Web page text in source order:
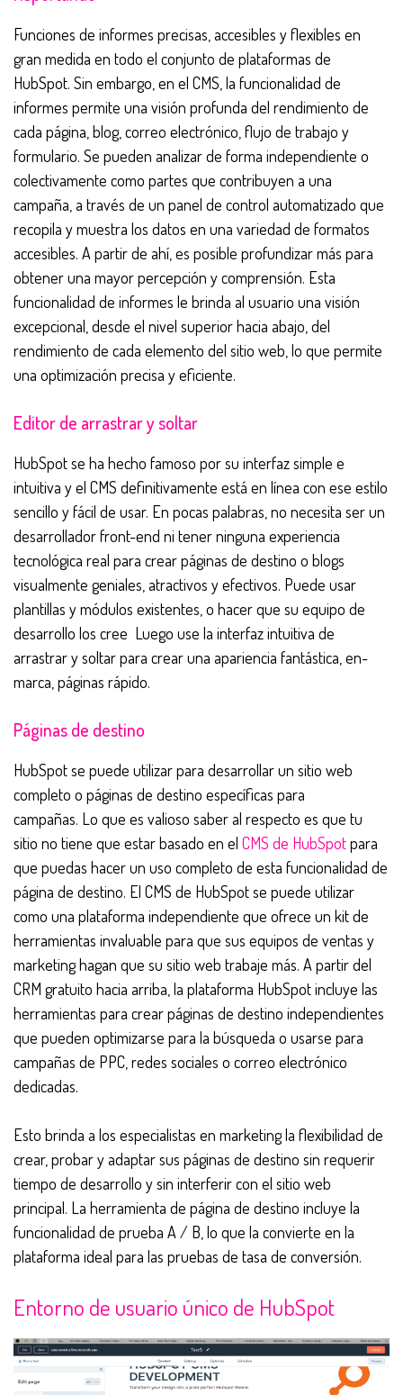
Funciones de informes precisas, accesibles y flexibles en
gran medida en todo el conjunto de plataformas de
HubSpot. Sin embargo, en el CMS, la funcionalidad de
informes permite una visión profunda del rendimiento de
cada página, blog, correo electrónico, flujo de trabajo y
formulario. Se pueden analizar de forma independiente o
colectivamente como partes que contribuyen a una
campaña, a través de un panel de control automatizado que
recopila y muestra los datos en una variedad de formatos
accesibles. A partir de ahí, es posible profundizar más para
obtener una mayor percepción y comprensión. Esta
funcionalidad de informes le brinda al usuario una visión
excepcional, desde el nivel superior hacia abajo, del
rendimiento de cada elemento del sitio web, lo que permite
una optimización precisa y eficiente.
Editor de arrastrar y soltar
HubSpot se ha hecho famoso por su interfaz simple e
intuitiva y el CMS definitivamente está en línea con ese estilo
sencillo y fácil de usar. En pocas palabras, no necesita ser un
desarrollador front-end ni tener ninguna experiencia
tecnológica real para crear páginas de destino o blogs
visualmente geniales, atractivos y efectivos. Puede usar
plantillas y módulos existentes, o hacer que su equipo de
desarrollo los cree Luego use la interfaz intuitiva de
arrastrar y soltar para crear una apariencia fantástica, en-
marca, páginas rápido.
Páginas de destino
HubSpot se puede utilizar para desarrollar un sitio web
completo o páginas de destino específicas para
campañas. Lo que es valioso saber al respecto es que tu
sitio no tiene que estar basado en el CMS de HubSpotpara
que puedas hacer un uso completo de esta funcionalidad de
página de destino. El CMS de HubSpot se puede utilizar
como una plataforma independiente que ofrece un kit de
herramientas invaluable para que sus equipos de ventas y
marketing hagan que su sitio web trabaje más. A partir del
CRM gratuito hacia arriba, la plataforma HubSpot incluye las
herramientas para crear páginas de destino independientes
que pueden optimizarse para la búsqueda o usarse para
campañas de PPC, redes sociales o correo electrónico
dedicadas.
Esto brinda a los especialistas en marketing la flexibilidad de
crear, probar y adaptar sus páginas de destino sin requerir
tiempo de desarrollo y sin interferir con el sitio web
principal. La herramienta de página de destino incluye la
funcionalidad de prueba A / B, lo que la convierte en la
plataforma ideal para las pruebas de tasa de conversión.
Entorno de usuario único de HubSpot